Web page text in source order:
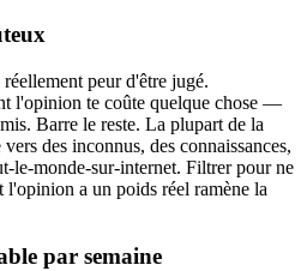
peur d'être jugé.
l'opinion te coûte quelque chose —
Barre le reste. La plupart de la
des inconnus, des connaissances,
le-monde-sur-internet. Filtrer pour ne
l'opinion a un poids réel ramène la
par semaine